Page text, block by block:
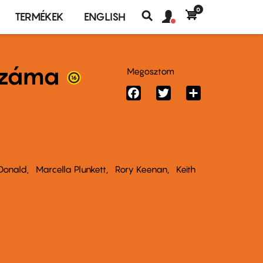
TERMÉKEK ENGLISH
Keresés
fiók
Felhasználói
0
Marcella Plunkett Rory Keenan
Keith
Megosztom
FacebookTwitter